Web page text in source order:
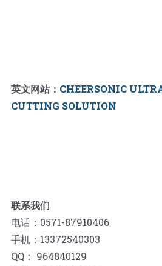
英文网站： CHEERSONIC
CUTTING SOLUTION
联系我们
电话：0571-87910406
手机：13372540303
QQ： 964840129